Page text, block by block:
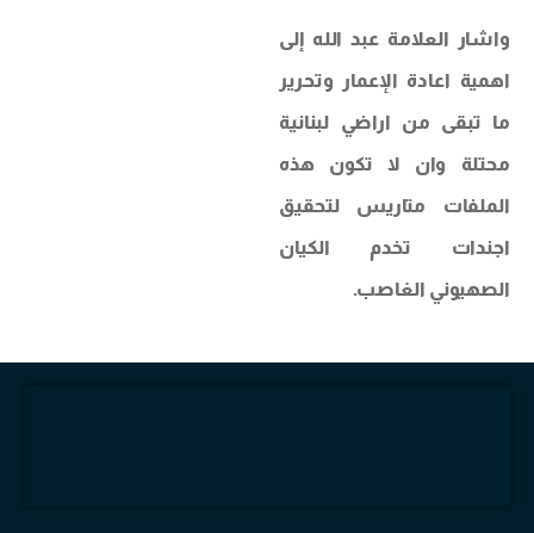
واشار العلامة عبد الله إلى
اهمية اعادة الإعمار وتحرير
ما تبقى من اراضي لبنانية
محتلة وان لا تكون هذه
الملفات متاريس لتحقيق
اجندات تخدم الكيان
الصهيوني الغاصب.